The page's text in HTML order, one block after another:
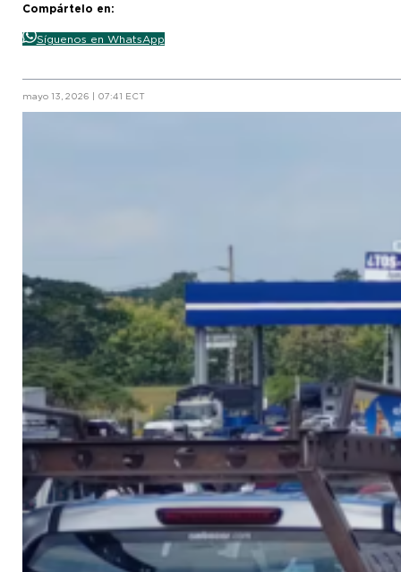
Compártelo en:
Síguenos en WhatsApp
mayo 13, 2026 | 07:41 ECT